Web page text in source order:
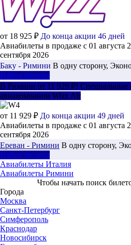
от 18 925 ₽ До конца акции 46 дней
Авиабилеты в продаже с 01 августа
сентября 2026
Баку - Римини В одну сторону,
Найти билеты
В Римини от 11 929 ₽! Специальные
авиакомпании Wizz Air
от 11 929 ₽ До конца акции 49 дней
Авиабилеты в продаже с 01 августа
сентября 2026
Ереван - Римини В одну сторону,
Найти билеты
Авиабилеты Италия
Авиабилеты Римини
Чтобы начать поиск
Города
Москва
Санкт-Петербург
Симферополь
Краснодар
Новосибирск